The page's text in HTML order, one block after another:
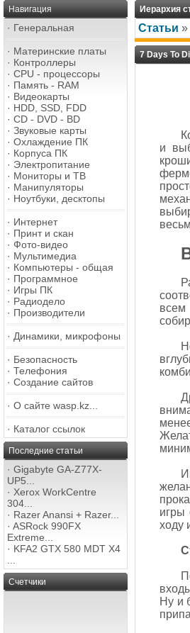
Навигация
· Генеральная
· Материнские платы
· Контроллеры
· CPU - процессоры
· Память - RAM
· Видеокарты
· HDD, SSD, FDD
· CD - DVD - BD
· Звуковые карты
· Охлаждение ПК
· Корпуса ПК
· Электропитание
· Мониторы и ТВ
· Манипуляторы
· Ноутбуки, десктопы
· Интернет
· Принт и скан
· Фото-видео
· Мультимедиа
· Компьютеры - общая
· Программное
· Игры ПК
· Радиодело
· Производители
· Динамики, микрофоны
· Безопасность
· Телефония
· Создание сайтов
· О сайте wasp.kz...
· Каталог ссылок
Последние статьи
· Gigabyte GA-Z77X-
UP5...
· Xerox WorkCentre
304...
· Razer Anansi + Razer...
· ASRock 990FX
Extreme...
· KFA2 GTX 580 MDT X4
Счетчики
Иерархия
Статьи »
7 Days To
и
игры
ходу
Ну и